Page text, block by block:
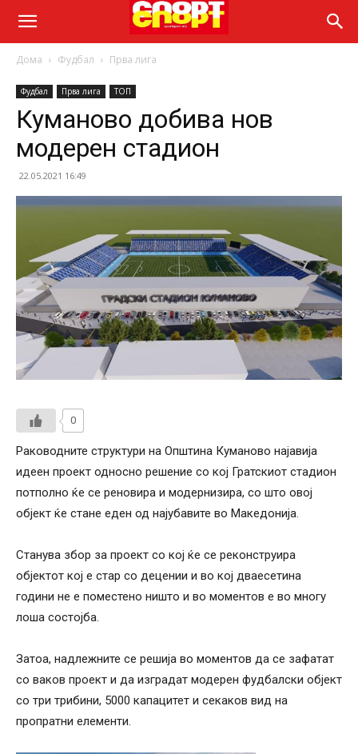
Дома Фудбал Прва лига
Фудбал Прва лига ТОП
Куманово добива нов
модерен стадион
22.05.2021 16:49
0
Раководните структури на Општина Куманово најавија
идеен проект односно решение со кој Гратскиот стадион
потполно ќе се реновира и модернизира, со што овој
објект ќе стане еден од најубавите во Македонија.
Станува збор за проект со кој ќе се реконструира
објектот кој е стар со децении и во кој дваесетина
години не е поместено ништо и во моментов е во многу
лоша состојба.
Затоа, надлежните се решија во моментов да се зафатат
со ваков проект и да изградат модерен фудбалски објект
со три трибини, 5000 капацитет и секаков вид на
пропратни елементи.